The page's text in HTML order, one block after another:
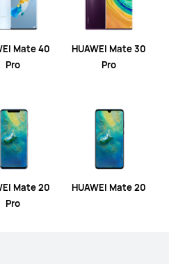
Mate 40
Pro
HUAWEI Mate 30
Pro
Mate 20
Pro
HUAWEI Mate 20